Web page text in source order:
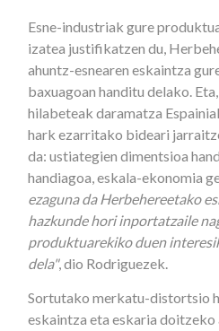
Esne-industriak gure
izatea justifikatzen du,
ahuntz-esnearen eskaintza
baxuagoan handitu delako.
hilabeteak daramatza
hark ezarritako bideari
da: ustiategien dimentsioa
handiagoa, eskala-ekonomia
ezaguna da Herbehereetako
hazkunde hori inportatzaile
produktuarekiko duen
dela", dio Rodriguezek.
Sortutako merkatu-distortsio
eskaintza eta eskaria doitzeko